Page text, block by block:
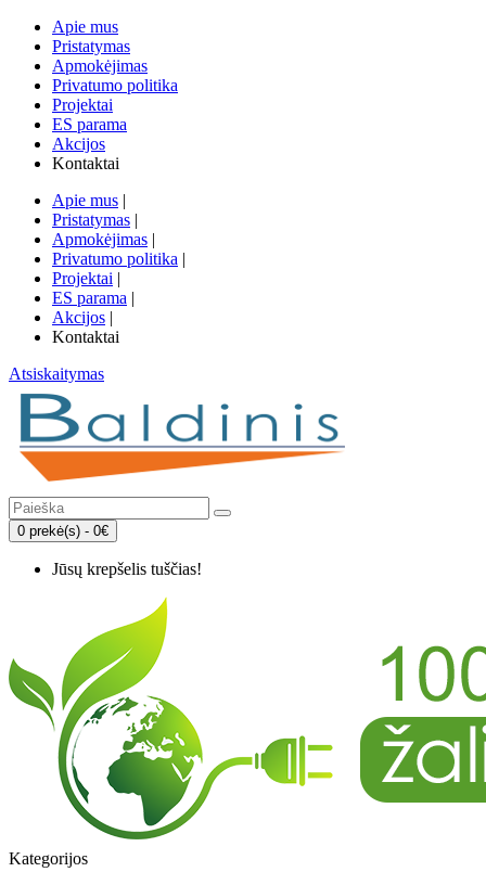
Apie mus
Pristatymas
Apmokėjimas
Privatumo politika
Projektai
ES parama
Akcijos
Kontaktai
Apie mus |
Pristatymas |
Apmokėjimas |
Privatumo politika |
Projektai |
ES parama |
Akcijos |
Kontaktai
Atsiskaitymas
0 prekė(s) - 0€
Jūsų krepšelis tuščias!
Kategorijos